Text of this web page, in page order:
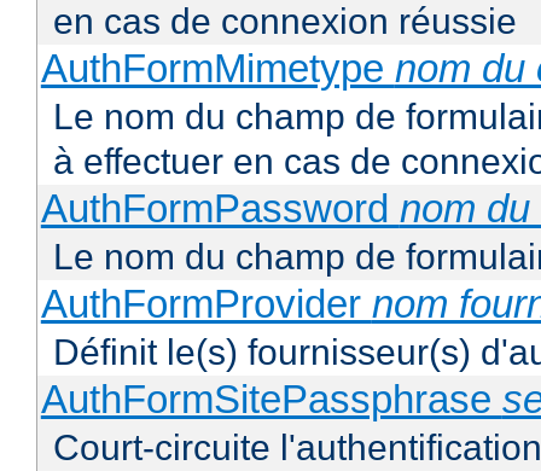
en cas de connexion réussie
AuthFormMimetype nom du
Le nom du champ de
à effectuer en cas de
AuthFormPassword nom
Le nom du champ de
AuthFormProvider nom
Définit le(s) fournisseur(s)
AuthFormSitePassphrase
Court-circuite